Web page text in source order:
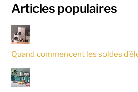
Articles populaires
Quand commencent les soldes